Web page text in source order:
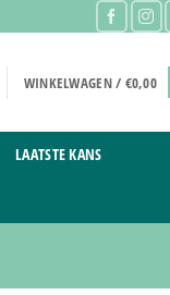
WINKELWAGEN / €0,00
LAATSTE KANS